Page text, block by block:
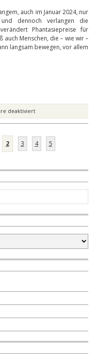
auch im Januar 2024, nur
dennoch verlangen die
Phantasiepreise für
Menschen, die – wie wir –
langsam bewegen, vor allem
deaktiviertfür
Räuber
2 3 4 5